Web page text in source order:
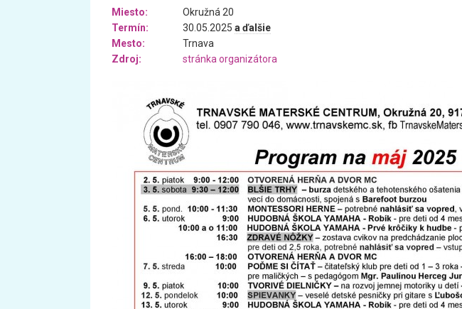
Miesto:
Okružná 20
Termín:
30.05.2025 a ďalšie
Mesto:
Trnava
Zdroj:
stránka organizátora